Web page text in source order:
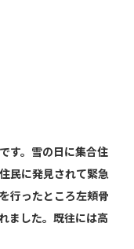
す。雪の日に集合住
民に発見されて緊急
行ったところ左頬骨
した。既往には高